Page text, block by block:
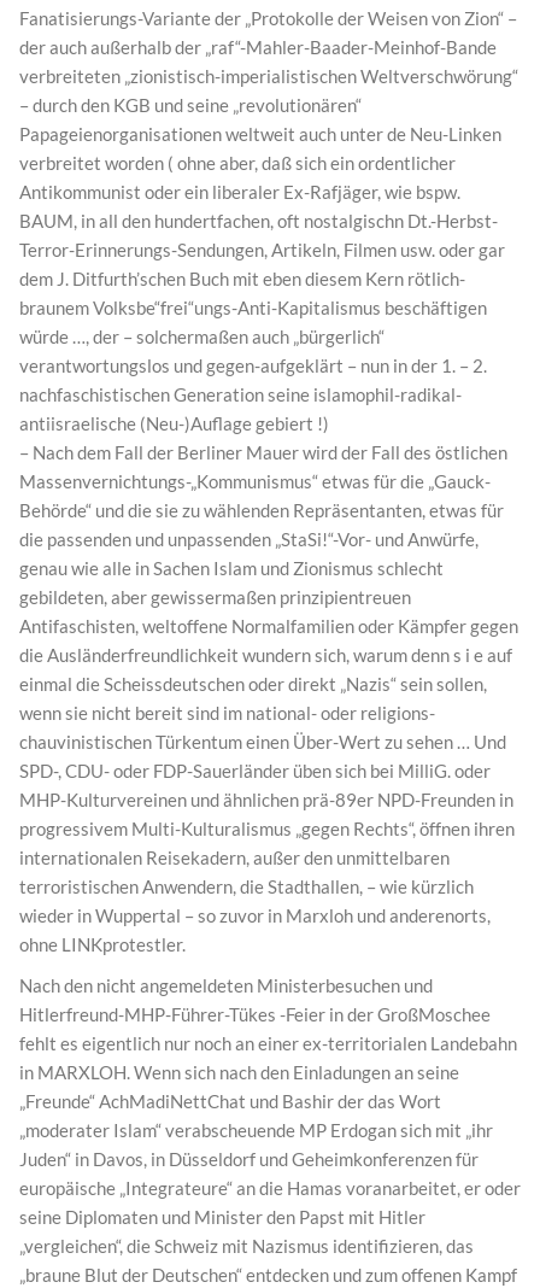
Fanatisierungs-Variante der „Protokolle der Weisen von Zion“ –
der auch außerhalb der „raf“-Mahler-Baader-Meinhof-Bande
verbreiteten „zionistisch-imperialistischen Weltverschwörung“
– durch den KGB und seine „revolutionären“
Papageienorganisationen weltweit auch unter de Neu-Linken
verbreitet worden ( ohne aber, daß sich ein ordentlicher
Antikommunist oder ein liberaler Ex-Rafjäger, wie bspw.
BAUM, in all den hundertfachen, oft nostalgischn Dt.-Herbst-
Terror-Erinnerungs-Sendungen, Artikeln, Filmen usw. oder gar
dem J. Ditfurth’schen Buch mit eben diesem Kern rötlich-
braunem Volksbe“frei“ungs-Anti-Kapitalismus beschäftigen
würde …, der – solchermaßen auch „bürgerlich“
verantwortungslos und gegen-aufgeklärt – nun in der 1. – 2.
nachfaschistischen Generation seine islamophil-radikal-
antiisraelische (Neu-)Auflage gebiert !)
– Nach dem Fall der Berliner Mauer wird der Fall des östlichen
Massenvernichtungs-„Kommunismus“ etwas für die „Gauck-
Behörde“ und die sie zu wählenden Repräsentanten, etwas für
die passenden und unpassenden „StaSi!“-Vor- und Anwürfe,
genau wie alle in Sachen Islam und Zionismus schlecht
gebildeten, aber gewissermaßen prinzipientreuen
Antifaschisten, weltoffene Normalfamilien oder Kämpfer gegen
die Ausländerfreundlichkeit wundern sich, warum denn s i e auf
einmal die Scheissdeutschen oder direkt „Nazis“ sein sollen,
wenn sie nicht bereit sind im national- oder religions-
chauvinistischen Türkentum einen Über-Wert zu sehen … Und
SPD-, CDU- oder FDP-Sauerländer üben sich bei MilliG. oder
MHP-Kulturvereinen und ähnlichen prä-89er NPD-Freunden in
progressivem Multi-Kulturalismus „gegen Rechts“, öffnen ihren
internationalen Reisekadern, außer den unmittelbaren
terroristischen Anwendern, die Stadthallen, – wie kürzlich
wieder in Wuppertal – so zuvor in Marxloh und anderenorts,
ohne LINKprotestler.
Nach den nicht angemeldeten Ministerbesuchen und
Hitlerfreund-MHP-Führer-Tükes -Feier in der GroßMoschee
fehlt es eigentlich nur noch an einer ex-territorialen Landebahn
in MARXLOH. Wenn sich nach den Einladungen an seine
„Freunde“ AchMadiNettChat und Bashir der das Wort
„moderater Islam“ verabscheuende MP Erdogan sich mit „ihr
Juden“ in Davos, in Düsseldorf und Geheimkonferenzen für
europäische „Integrateure“ an die Hamas voranarbeitet, er oder
seine Diplomaten und Minister den Papst mit Hitler
„vergleichen“, die Schweiz mit Nazismus identifizieren, das
„braune Blut der Deutschen“ entdecken und zum offenen Kampf